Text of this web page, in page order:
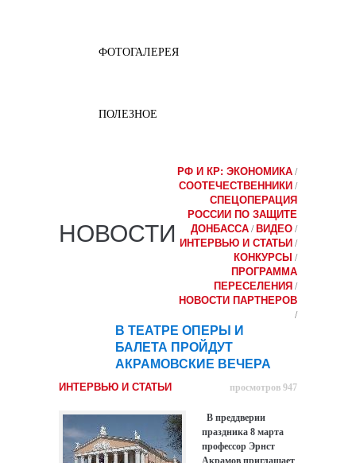
ФОТОГАЛЕРЕЯ
ПОЛЕЗНОЕ
НОВОСТИ
РФ И КР: ЭКОНОМИКА /
СООТЕЧЕСТВЕННИКИ /
СПЕЦОПЕРАЦИЯ
РОССИИ ПО ЗАЩИТЕ
ДОНБАССА / ВИДЕО /
ИНТЕРВЬЮ И СТАТЬИ /
КОНКУРСЫ /
ПРОГРАММА
ПЕРЕСЕЛЕНИЯ /
НОВОСТИ ПАРТНЕРОВ
/
В ТЕАТРЕ ОПЕРЫ И
БАЛЕТА ПРОЙДУТ
АКРАМОВСКИЕ ВЕЧЕРА
ИНТЕРВЬЮ И СТАТЬИ просмотров 947
В преддверии
праздника 8 марта
профессор Эрнст
Акрамов приглашает